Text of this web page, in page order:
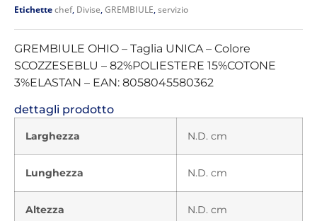
Etichettechef, Divise,GREMBIULE,servizio
GREMBIULE OHIO – Taglia UNICA – Colore
SCOZZESEBLU – 82%POLIESTERE 15%COTONE
3%ELASTAN – EAN: 8058045580362
dettagli prodotto
Larghezza N.D. cm
Lunghezza N.D. cm
Altezza N.D. cm